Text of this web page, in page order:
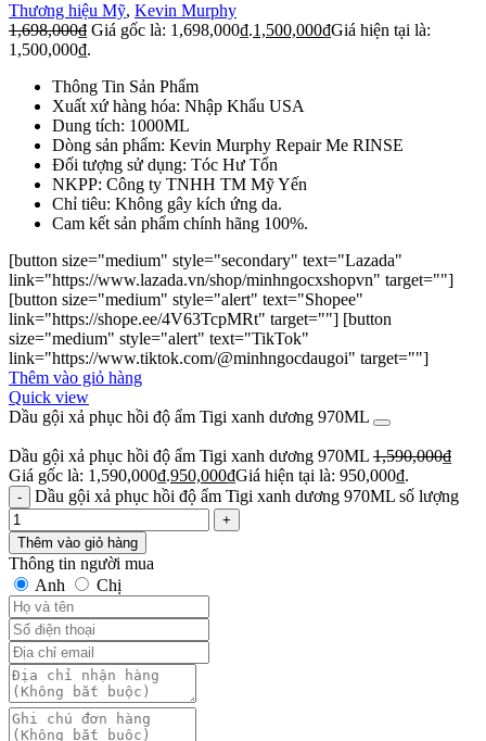
Thương hiệu Mỹ, Kevin Murphy
1,698,000₫ Giá gốc là: 1,698,000₫.1,500,000₫Giá hiện tại là:
1,500,000₫.
Thông Tin Sản Phẩm
Xuất xứ hàng hóa: Nhập Khẩu USA
Dung tích: 1000ML
Dòng sản phẩm: Kevin Murphy Repair Me RINSE
Đối tượng sử dụng: Tóc Hư Tổn
NKPP: Công ty TNHH TM Mỹ Yến
Chỉ tiêu: Không gây kích ứng da.
Cam kết sản phẩm chính hãng 100%.
[button size="medium" style="secondary" text="Lazada"
link="https://www.lazada.vn/shop/minhngocxshopvn" target=""]
[button size="medium" style="alert" text="Shopee"
link="https://shope.ee/4V63TcpMRt" target=""] [button
size="medium" style="alert" text="TikTok"
link="https://www.tiktok.com/@minhngocdaugoi" target=""]
Thêm vào giỏ hàng
Quick view
Dầu gội xả phục hồi độ ẩm Tigi xanh dương 970ML
Dầu gội xả phục hồi độ ẩm Tigi xanh dương 970ML 1,590,000₫
Giá gốc là: 1,590,000₫.950,000₫Giá hiện tại là: 950,000₫.
Dầu gội xả phục hồi độ ẩm Tigi xanh dương 970ML số lượng
Thêm vào giỏ hàng
Thông tin người mua
Anh
Chị